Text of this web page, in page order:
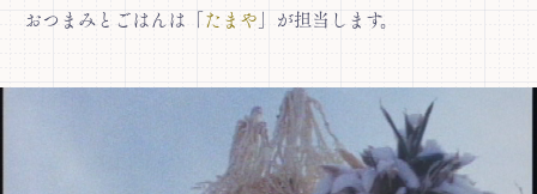
おつまみとごはんは「
たまや 」が担当します。